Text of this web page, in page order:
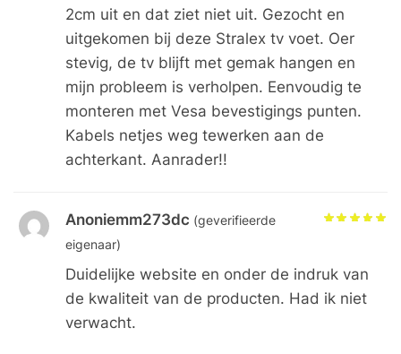
2cm uit en dat ziet niet uit. Gezocht en
uitgekomen bij deze Stralex tv voet. Oer
stevig, de tv blijft met gemak hangen en
mijn probleem is verholpen. Eenvoudig te
monteren met Vesa bevestigings punten.
Kabels netjes weg tewerken aan de
achterkant. Aanrader!!
Anoniemm273dc (geverifieerde
eigenaar)
Duidelijke website en onder de indruk van
de kwaliteit van de producten. Had ik niet
verwacht.